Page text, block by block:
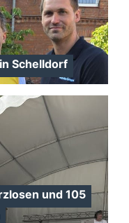
Schelldorf
und 105